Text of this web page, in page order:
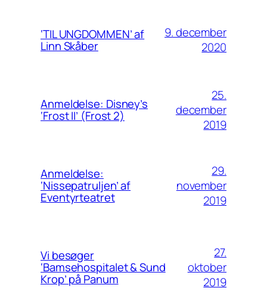
‘TIL UNGDOMMEN’ af
Linn Skåber
9. december
2020
Anmeldelse: Disney’s
‘Frost II’ (Frost 2)
25.
december
2019
Anmeldelse:
‘Nissepatruljen’ af
Eventyrteatret
29.
november
2019
Vi besøger
‘Bamsehospitalet & Sund
Krop’ på Panum
27.
oktober
2019